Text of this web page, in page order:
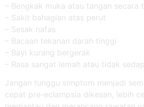
– Bengkak muka atau tangan secara
– Sakit bahagian atas perut
– Sesak nafas
– Bacaan tekanan darah tinggi
– Bayi kurang bergerak
– Rasa sangat lemah atau tidak
Jangan tunggu simptom menjadi
cepat pre-eclampsia dikesan, lebih